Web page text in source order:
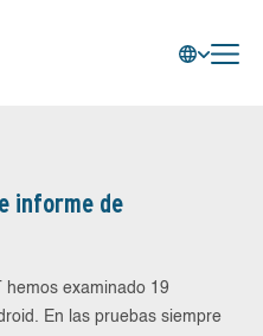
informe de
hemos examinado 19
En las pruebas siempre